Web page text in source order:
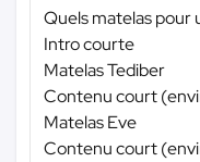
Quels matelas pour
Intro courte
Matelas Tediber
Contenu court
Matelas Eve
Contenu court